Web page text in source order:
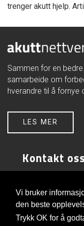
Vi bruker
den beste
Trykk OK for å
trenger akutt hjelp.
Sammen for en
samarbeide om
hverandre til å fornye
LES MER
Kontakt oss
FOU-avd. psykisk
Akershus
1478 Lørenskog